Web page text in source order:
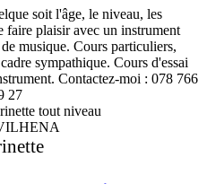
soit l'âge, le niveau, les
faire plaisir avec un instrument
musique. Cours particuliers,
sympathique. Cours d'essai
Contactez-moi : 078 766
27